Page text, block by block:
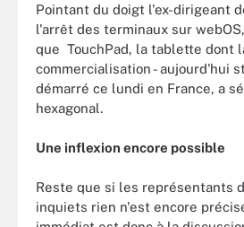
Pointant du doigt l'ex-dirigeant
l'arrêt des terminaux sur
que TouchPad, la tablette dont
commercialisation - aujourd'hui
démarré ce lundi en France, a
hexagonal.
Une inflexion encore possible
Reste que si les représentants
inquiets rien n'est encore